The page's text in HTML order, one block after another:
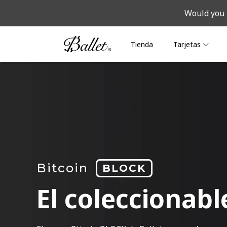
Would
Tienda Tarjetas
Bitcoin BLOCK
El